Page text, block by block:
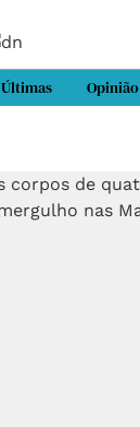
Últimas Opinião